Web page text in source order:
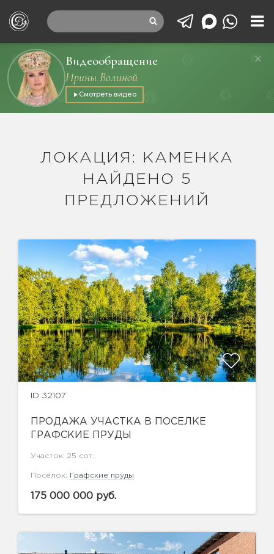
Видеообращение
Ирины Волиной
Смотреть видео
ЛОКАЦИЯ: КАМЕНКА
НАЙДЕНО 5
ПРЕДЛОЖЕНИЙ
ID 32107
ПРОДАЖА УЧАСТКА В ПОСЕЛКЕ
ГРАФСКИЕ ПРУДЫ
Участок: 25 сот.
Посёлок: Графские пруды
175 000 000 руб.